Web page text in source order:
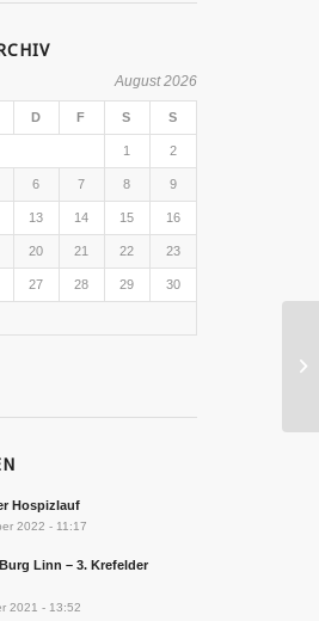
August 2026
D F S S
1 2
6 7 8 9
13 14 15 16
20 21 22 23
27 28 29 30
Hospizlauf
2022 - 11:17
Linn – 3. Krefelder
2021 - 13:52